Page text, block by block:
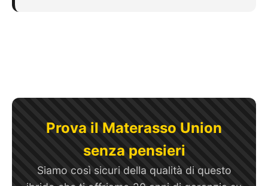
Prova il Materasso Union
senza pensieri
Siamo così sicuri della qualità di questo